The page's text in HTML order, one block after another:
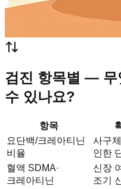
검진 항목별 — 무
수 있나요?
항목
요단백/크레아티닌
비율
사구
인한
혈액 SDMA·
크레아티닌
신장
조기